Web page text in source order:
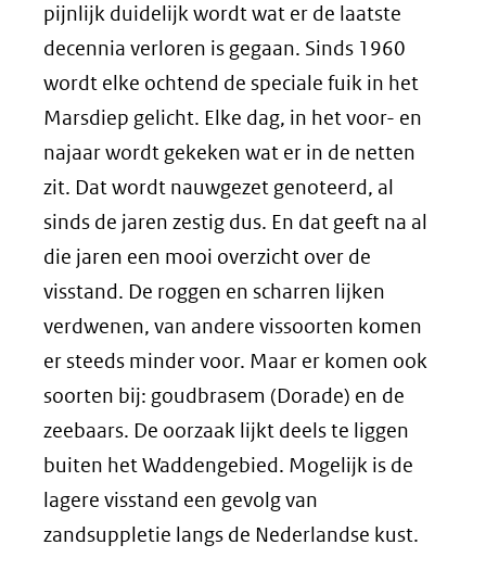
pijnlijk duidelijk wordt wat er de laatste
decennia verloren is gegaan. Sinds 1960
wordt elke ochtend de speciale fuik in het
Marsdiep gelicht. Elke dag, in het voor- en
najaar wordt gekeken wat er in de netten
zit. Dat wordt nauwgezet genoteerd, al
sinds de jaren zestig dus. En dat geeft na al
die jaren een mooi overzicht over de
visstand. De roggen en scharren lijken
verdwenen, van andere vissoorten komen
er steeds minder voor. Maar er komen ook
soorten bij: goudbrasem (Dorade) en de
zeebaars. De oorzaak lijkt deels te liggen
buiten het Waddengebied. Mogelijk is de
lagere visstand een gevolg van
zandsuppletie langs de Nederlandse kust.